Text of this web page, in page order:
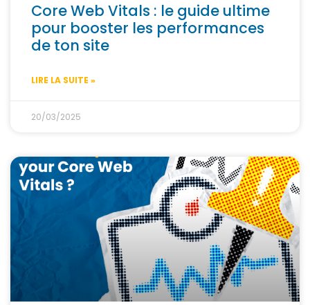
Core Web Vitals : le guide ultime
pour booster les performances
de ton site
LIRE LA SUITE »
20/03/2025